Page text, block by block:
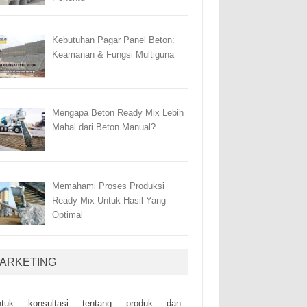
Kebutuhan Pagar Panel Beton:
Keamanan & Fungsi Multiguna
Mengapa Beton Ready Mix Lebih
Mahal dari Beton Manual?
Memahami Proses Produksi
Ready Mix Untuk Hasil Yang
Optimal
kоnsultаsі tеntаng рrоduk dаn